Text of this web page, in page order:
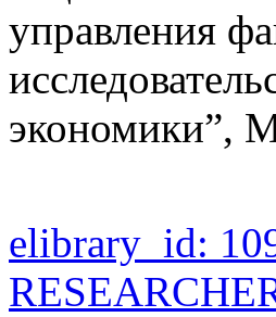
управления
экономики”,
elibrary_id: